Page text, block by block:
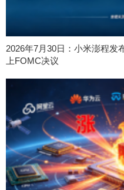
2026年7月30日：小米澎程发
上FOMC决议